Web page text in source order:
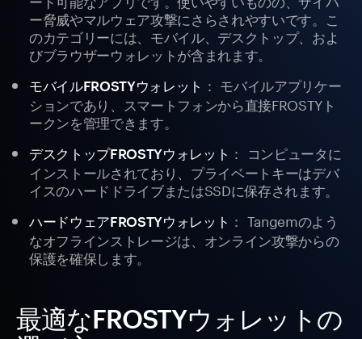
ー脅威やマルウェア攻撃にさらされやすいです。こ
のカテゴリーには、モバイル、デスクトップ、およ
びブラウザーウォレットが含まれます。
モバイルFROSTYウォレット ： モバイルアプリケー
ションであり、スマートフォンから直接FROSTYト
ークンを管理できます。
デスクトップFROSTYウォレット ： コンピュータに
インストールされており、プライベートキーはデバ
イスのハードドライブまたはSSDに保存されます。
ハードウェアFROSTYウォレット ： Tangemのよう
なオフラインストレージは、オンライン攻撃からの
保護を確保します。
最適なFROSTYウォレットの